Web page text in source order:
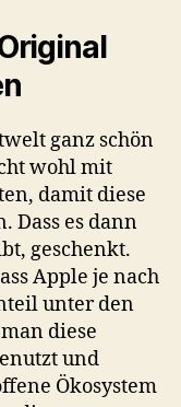
ganz schön
wohl mit
damit diese
Dass es dann
geschenkt.
Apple je nach
unter den
diese
und
Ökosystem